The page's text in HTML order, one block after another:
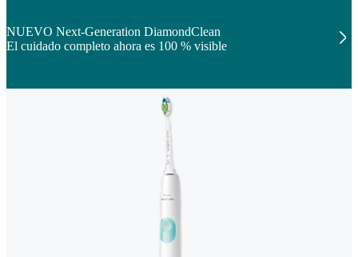
NUEVO Next-Generation DiamondClean
El cuidado completo ahora es 100 % visible